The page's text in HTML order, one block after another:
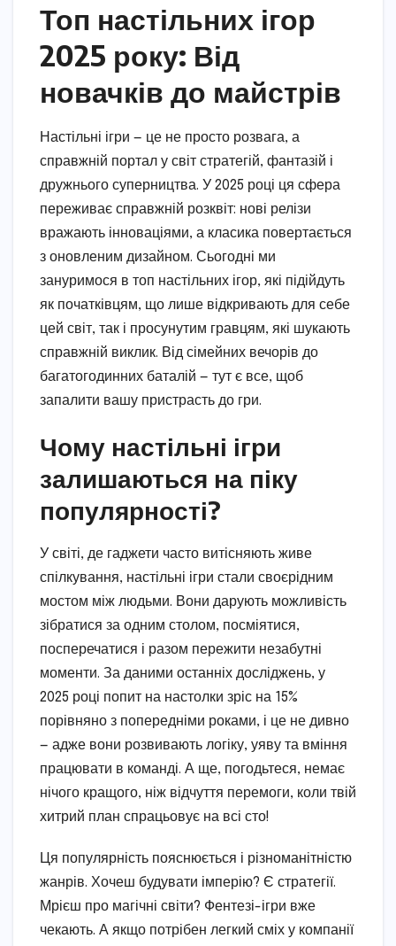
Топ настільних ігор
2025 року: Від
новачків до майстрів
Настільні ігри — це не просто розвага, а
справжній портал у світ стратегій, фантазій і
дружнього суперництва. У 2025 році ця сфера
переживає справжній розквіт: нові релізи
вражають інноваціями, а класика повертається
з оновленим дизайном. Сьогодні ми
зануримося в топ настільних ігор, які підійдуть
як початківцям, що лише відкривають для себе
цей світ, так і просунутим гравцям, які шукають
справжній виклик. Від сімейних вечорів до
багатогодинних баталій — тут є все, щоб
запалити вашу пристрасть до гри.
Чому настільні ігри
залишаються на піку
популярності?
У світі, де гаджети часто витісняють живе
спілкування, настільні ігри стали своєрідним
мостом між людьми. Вони дарують можливість
зібратися за одним столом, посміятися,
посперечатися і разом пережити незабутні
моменти. За даними останніх досліджень, у
2025 році попит на настолки зріс на 15%
порівняно з попередніми роками, і це не дивно
— адже вони розвивають логіку, уяву та вміння
працювати в команді. А ще, погодьтеся, немає
нічого кращого, ніж відчуття перемоги, коли твій
хитрий план спрацьовує на всі сто!
Ця популярність пояснюється і різноманітністю
жанрів. Хочеш будувати імперію? Є стратегії.
Мрієш про магічні світи? Фентезі-ігри вже
чекають. А якщо потрібен легкий сміх у компанії